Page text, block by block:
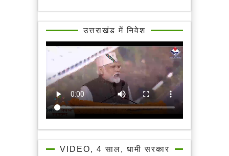
उत्तराखंड में निवेश
VIDEO, 4 साल, धामी सरकार